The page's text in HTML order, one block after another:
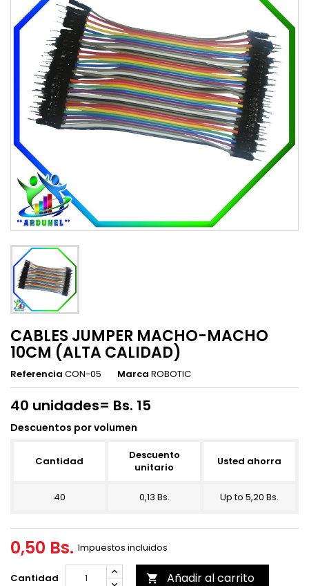
CABLES JUMPER MACHO-MACHO
10CM (ALTA CALIDAD)
Referencia CON-05 Marca ROBOTIC
40 unidades= Bs. 15
Descuentos por volumen
Cantidad
Descuento
unitario
Usted ahorra
40 0,13 Bs. Up to 5,20 Bs.
0,50 Bs. Impuestos incluidos
Cantidad  Añadir al carrito